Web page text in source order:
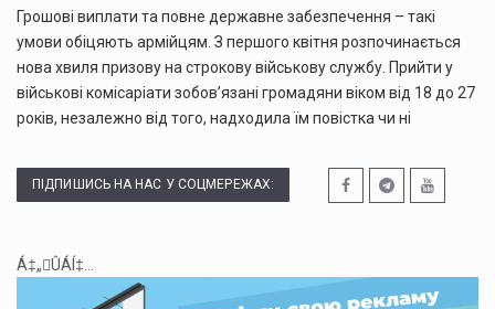
Грошові виплати та повне державне забезпечення – такі
умови обіцяють армійцям. З першого квітня розпочинається
нова хвиля призову на строкову військову службу. Прийти у
військові комісаріати зобов’язані громадяни віком від 18 до 27
років, незалежно від того, надходила їм повістка чи ні
ПІДПИШИСЬ НА НАС У СОЦМЕРЕЖАХ:
Á‡„ÛÁÍ‡...